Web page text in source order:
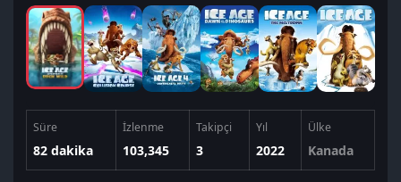
Süre
82 dakika
İzlenme
103,345
Takipçi
3
Yıl
2022
Ülke
Kanada